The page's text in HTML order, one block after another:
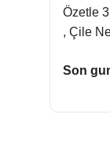
Özetle
, Çile
Son